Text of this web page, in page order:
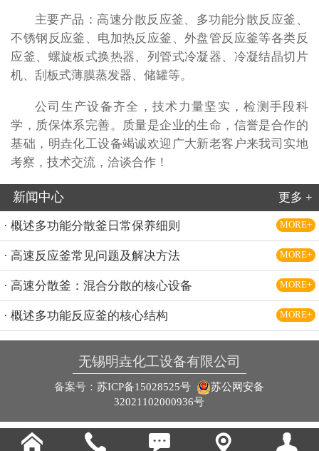
主要产品：高速分散反应釜、多功能分散反应釜、
不锈钢反应釜、电加热反应釜、外盘管反应釜等各类反
应釜、螺旋板式换热器、列管式冷凝器、冷凝结晶切片
机、刮板式薄膜蒸发器、储罐等。
公司生产设备齐全，技术力量坚实，检测手段科
学，质保体系完善。质量是企业的生命，信誉是合作的
基础，明垚化工设备竭诚欢迎广大新老客户来我司实地
考察，技术交流，洽谈合作！
新闻中心 更多 +
· 概述多功能分散釜日常保养细则 MORE+
· 高速反应釜常见问题及解决方法 MORE+
· 高速分散釜：混合分散的核心设备 MORE+
· 概述多功能反应釜的核心结构 MORE+
无锡明垚化工设备有限公司
备案号：苏ICP备15028525号
苏公网安备
32021102000936号
    